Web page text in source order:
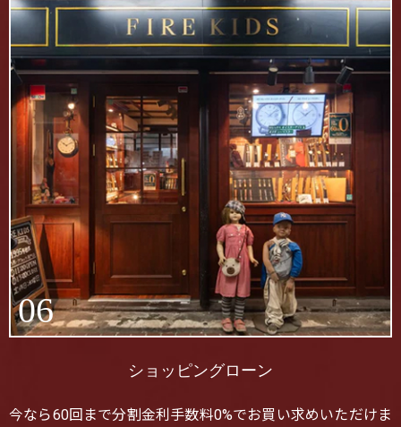
06
ショッピングローン
今なら60回まで分割金利手数料0%でお買い求めいただけま